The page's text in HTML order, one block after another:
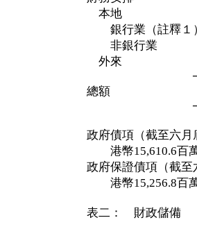
本地
銀行業（註釋
非銀行
外
總額
政府債項（截至六月
港幣15,610.6百
政府保證債項（截至
港幣15,256.8百
表二： 財政儲備